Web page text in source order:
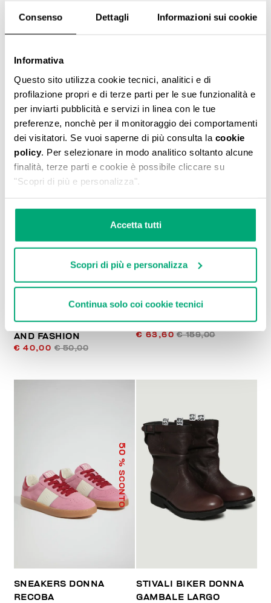
Consenso Dettagli Informazioni sui cookie
Informativa
Questo sito utilizza cookie tecnici, analitici e di
profilazione propri e di terze parti per le sue funzionalità e
per inviarti pubblicità e servizi in linea con le tue
preferenze, nonchè per il monitoraggio dei comportamenti
dei visitatori. Se vuoi saperne di più consulta la cookie
policy. Per selezionare in modo analitico soltanto alcune
finalità, terze parti e cookie è possibile cliccare su
"Scopri di più e personalizza".
Accetta tutti
Scopri di più e personalizza
Continua solo coi cookie tecnici
€ 247,00
20
% SCONTO
DIRK BIKKEMBERGS 25
YEARS OF ATHLETES
AND FASHION
€ 40,00 € 50,00
% SCONTO
FLEURIENNE SUOLA
STAMPATA
€ 63,60 € 159,00
50
% SCONTO
SNEAKERS DONNA
RECOBA
STIVALI BIKER DONNA
GAMBALE LARGO